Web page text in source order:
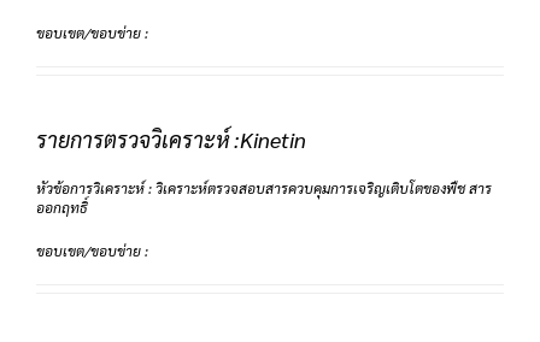
ขอบเขต/ขอบข่าย :
รายการตรวจวิเคราะห์ :Kinetin
หัวข้อการวิเคราะห์ : วิเคราะห์ตรวจสอบสารควบคุมการเจริญเติบโตของพืช สาร
ออกฤทธิ์
ขอบเขต/ขอบข่าย :